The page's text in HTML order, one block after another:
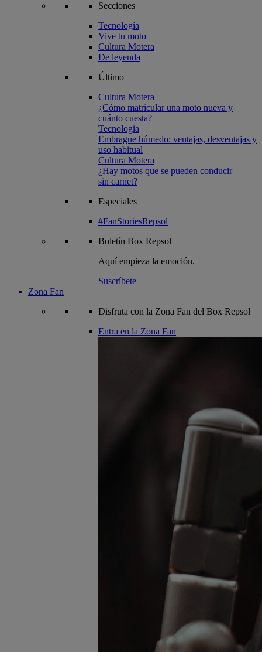
Secciones
Tecnología
Vive tu moto
Cultura Motera
De leyenda
Último
Cultura Motera
¿Cómo matricular una moto nueva y
cuánto cuesta?
Tecnologia
Embrague húmedo: ventajas, desventajas y
uso habitual
Cultura Motera
¿Hay motos que se pueden conducir
sin carnet?
Especiales
#FanStoriesRepsol
Boletín Box Repsol
Aquí empieza la emoción.
Suscríbete
Zona Fan
Disfruta con la Zona Fan del Box Repsol
Entra en la Zona Fan